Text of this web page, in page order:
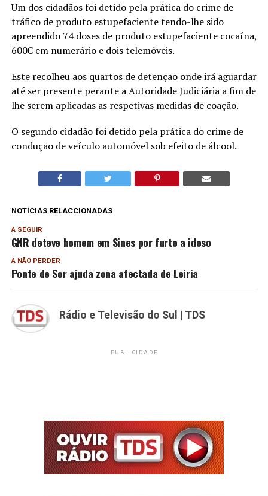
Um dos cidadãos foi detido pela prática do crime de
tráfico de produto estupefaciente tendo-lhe sido
apreendido 74 doses de produto estupefaciente cocaína,
600€ em numerário e dois telemóveis.
Este recolheu aos quartos de detenção onde irá aguardar
até ser presente perante a Autoridade Judiciária a fim de
lhe serem aplicadas as respetivas medidas de coação.
O segundo cidadão foi detido pela prática do crime de
condução de veículo automóvel sob efeito de álcool.
NOTÍCIAS RELACCIONADAS
A SEGUIR
GNR deteve homem em Sines por furto a idoso
A NÃO PERDER
Ponte de Sor ajuda zona afectada de Leiria
Rádio e Televisão do Sul | TDS
PUBLICIDADE